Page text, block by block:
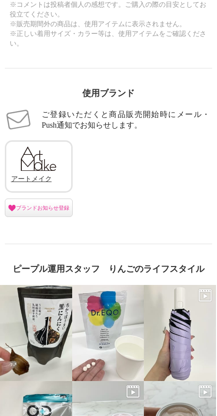
※コメントは投稿者個人の感想です。ご購入の際の目安としてお
役立てください。
※販売期間外の商品は、使用アイテムに表示されません。
※正しい着用サイズ・カラー等は、使用アイテムをご確認くださ
い。
使用ブランド
ご登録いただくと商品販売開始時にメール・
Push通知でお知らせします。
アートメイク
ブランドお知らせ登録
ピープル運用スタッフ りんごのライフスタイル